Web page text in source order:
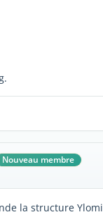
Nouveau membre
la structure